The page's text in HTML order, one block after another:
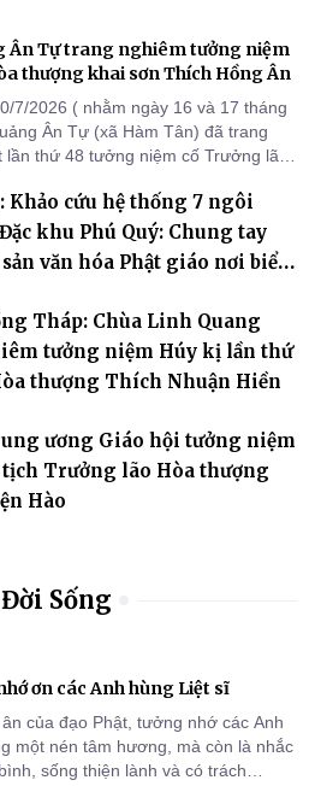
Ân Tự trang nghiêm tưởng niệm
thượng khai sơn Thích Hồng Ân
7/2026 ( nhằm ngày 16 và 17 tháng
Ân Tự (xã Hàm Tân) đã trang
thứ 48 tưởng niệm cố Trưởng lão
pháp quyến cùng đông đảo thiện tín
tràng, th
Khảo cứu hệ thống 7 ngôi
khu Phú Quý: Chung tay
văn hóa Phật giáo nơi biển
Tháp: Chùa Linh Quang
tưởng niệm Húy kị lần thứ
thượng Thích Nhuận Hiền
ương Giáo hội tưởng niệm
Trưởng lão Hòa thượng
Hào
Sống
ơn các Anh hùng Liệt sĩ
của đạo Phật, tưởng nhớ các Anh
một nén tâm hương, mà còn là nhắc
sống thiện lành và có trách